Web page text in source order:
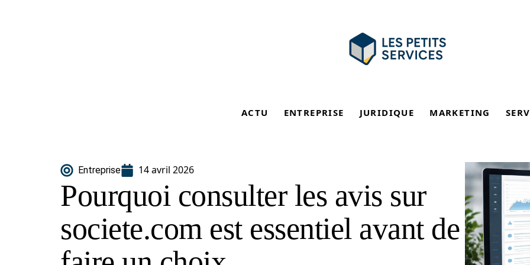
ACTU ENTREPRISE JURIDIQUE MARKETING
Entreprise 14 avril 2026
Pourquoi consulter les avis sur
societe.com est essentiel avant de